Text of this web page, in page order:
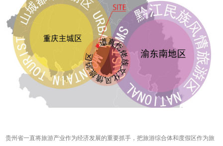
贵州省一直将旅游产业作为经济发展的重要抓手，把旅游综合体和度假区作为旅